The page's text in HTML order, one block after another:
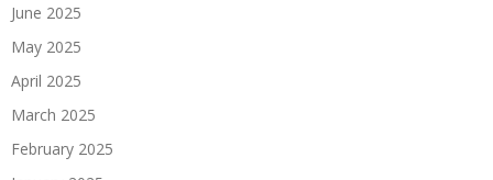
June 2025
May 2025
April 2025
March 2025
February 2025